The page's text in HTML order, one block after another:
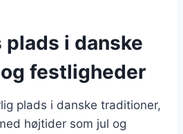
plads i danske
festligheder
plads i danske traditioner,
højtider som jul og